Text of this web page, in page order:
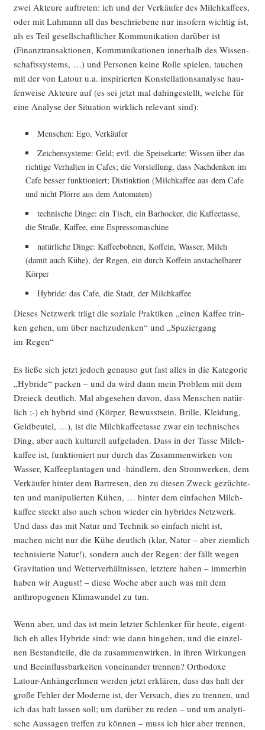
zwei Akteu­re auf­tre­ten: ich und der Ver­käu­fer des Milch­kaf­fees,
oder mit Luh­mann all das beschrie­be­ne nur inso­fern wich­tig ist,
als es Teil gesell­schaft­li­cher Kom­mu­ni­ka­ti­on dar­über ist
(Finanz­trans­ak­tio­nen, Kom­mu­ni­ka­tio­nen inner­halb des Wis­sen­
schafts­sys­tems, …) und Per­so­nen kei­ne Rol­le spie­len, tau­chen
mit der von Latour u.a. inspi­rier­ten Kon­stel­la­ti­ons­ana­ly­se hau­
fen­wei­se Akteu­re auf (es sei jetzt mal dahin­ge­stellt, wel­che für
eine Ana­ly­se der Situa­ti­on wirk­lich rele­vant sind):
Men­schen: Ego, Verkäufer
Zei­chen­sys­te­me: Geld; evtl. die Spei­se­kar­te; Wis­sen über das
rich­ti­ge Ver­hal­ten in Cafes; die Vor­stel­lung, dass Nach­den­ken im
Cafe bes­ser funk­tio­niert; Distink­ti­on (Milch­kaf­fee aus dem Cafe
und nicht Plör­re aus dem Automaten)
tech­ni­sche Din­ge: ein Tisch, ein Bar­ho­cker, die Kaf­fee­tas­se,
die Stra­ße, Kaf­fee, eine Espressomaschine
natür­li­che Din­ge: Kaf­fee­boh­nen, Kof­fe­in, Was­ser, Milch
(damit auch Kühe), der Regen, ein durch Kof­fe­in ansta­chel­ba­rer
Körper
Hybri­de: das Cafe, die Stadt, der Milchkaffee
Die­ses Netz­werk trägt die sozia­le Prak­ti­ken „einen Kaf­fee trin­
ken gehen, um über nach­zu­den­ken“ und „Spa­zier­gang
im Regen“
Es lie­ße sich jetzt jedoch genau­so gut fast alles in die Kate­go­rie
„Hybri­de“ packen – und da wird dann mein Pro­blem mit dem
Drei­eck deut­lich. Mal abge­se­hen davon, dass Men­schen natür­
lich ;-) eh hybrid sind (Kör­per, Bewusst­sein, Bril­le, Klei­dung,
Geld­beu­tel, …), ist die Milch­kaf­fee­tas­se zwar ein tech­ni­sches
Ding, aber auch kul­tu­rell auf­ge­la­den. Dass in der Tas­se Milch­
kaf­fee ist, funk­tio­niert nur durch das Zusam­men­wir­ken von
Was­ser, Kaf­fee­plan­ta­gen und ‑händ­lern, den Strom­wer­ken, dem
Ver­käu­fer hin­ter dem Bar­tre­sen, den zu die­sen Zweck gezüch­te­
ten und mani­pu­lier­ten Kühen, … hin­ter dem ein­fa­chen Milch­
kaf­fee steckt also auch schon wie­der ein hybri­des Netz­werk.
Und dass das mit Natur und Tech­nik so ein­fach nicht ist,
machen nicht nur die Kühe deut­lich (klar, Natur – aber ziem­lich
tech­ni­sier­te Natur!), son­dern auch der Regen: der fällt wegen
Gra­vi­ta­ti­on und Wet­ter­ver­hält­nis­sen, letz­te­re haben – immer­hin
haben wir August! – die­se Woche aber auch was mit dem
anthro­po­ge­nen Kli­ma­wan­del zu tun.
Wenn aber, und das ist mein letz­ter Schlen­ker für heu­te, eigent­
lich eh alles Hybri­de sind: wie dann hin­ge­hen, und die ein­zel­
nen Bestand­tei­le, die da zusam­men­wir­ken, in ihren Wir­kun­gen
und Beein­fluss­bar­kei­ten von­ein­an­der tren­nen? Ortho­do­xe
Latour-Anhän­ge­rIn­nen wer­den jetzt erklä­ren, dass das halt der
gro­ße Feh­ler der Moder­ne ist, der Ver­such, dies zu tren­nen, und
ich das halt las­sen soll; um dar­über zu reden – und um ana­ly­ti­
sche Aus­sa­gen tref­fen zu kön­nen – muss ich hier aber tren­nen,